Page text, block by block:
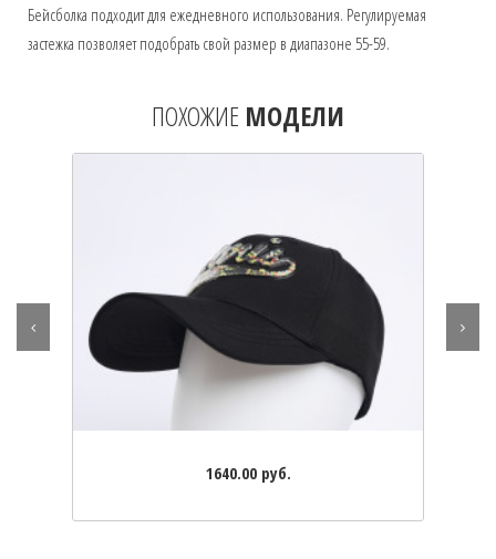
Бейсболка подходит для ежедневного использования. Регулируемая
застежка позволяет подобрать свой размер в диапазоне 55-59.
ПОХОЖИЕ МОДЕЛИ
1640.00 руб.